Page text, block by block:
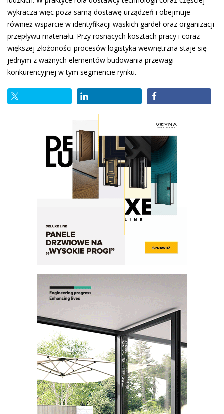
wykracza więc poza samą dostawę urządzeń i obejmuje
również wsparcie w identyfikacji wąskich gardeł oraz organizacji
przepływu materiału. Przy rosnących kosztach pracy i coraz
większej złożoności procesów logistyka wewnętrzna staje się
jednym z ważnych elementów budowania przewagi
konkurencyjnej w tym segmencie rynku.